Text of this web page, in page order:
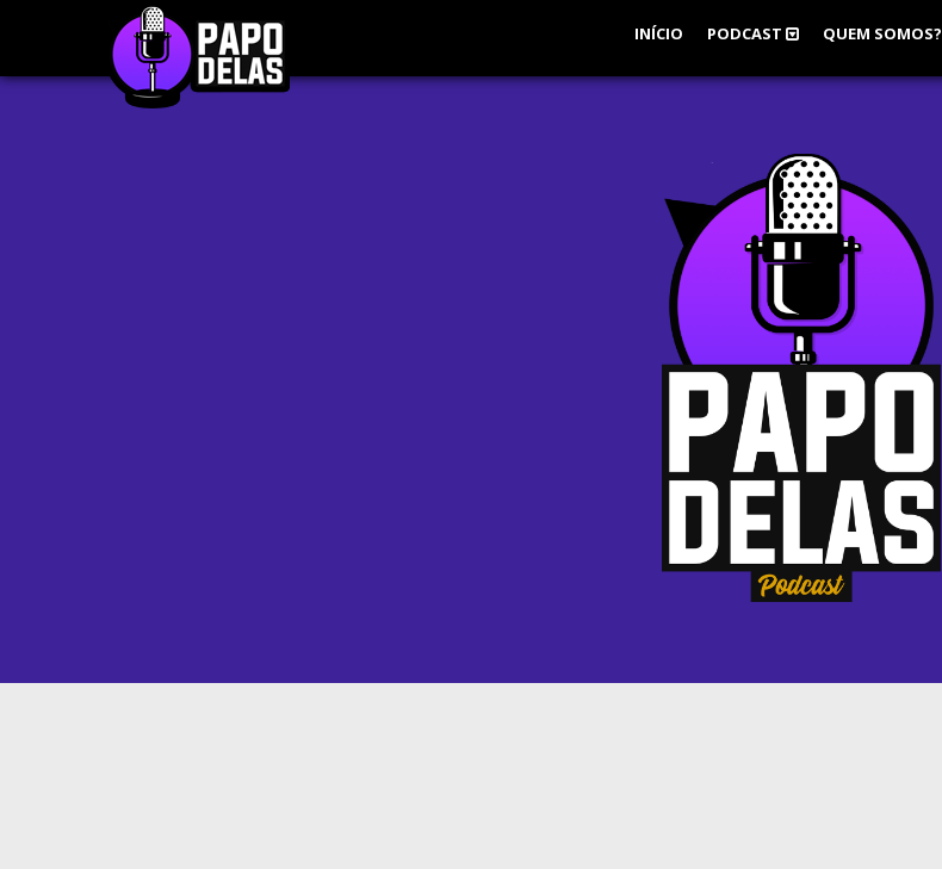
INÍCIO PODCAST QUEM SOMOS?